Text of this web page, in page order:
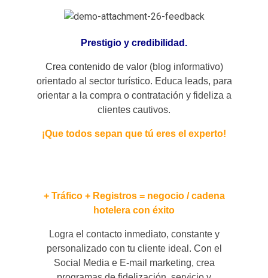
Prestigio y credibilidad.
Crea contenido de valor(blog informativo)
orientado al sector turístico. Educa leads, para
orientar a la compra o contratación y fideliza a
clientes cautivos.
¡Que todos sepan que tú eres el experto!
+ Tráfico + Registros = negocio / cadena
hotelera con éxito
Logra el contacto inmediato, constante y
personalizado con tu cliente ideal. Con el
Social Media e E-mail marketing, crea